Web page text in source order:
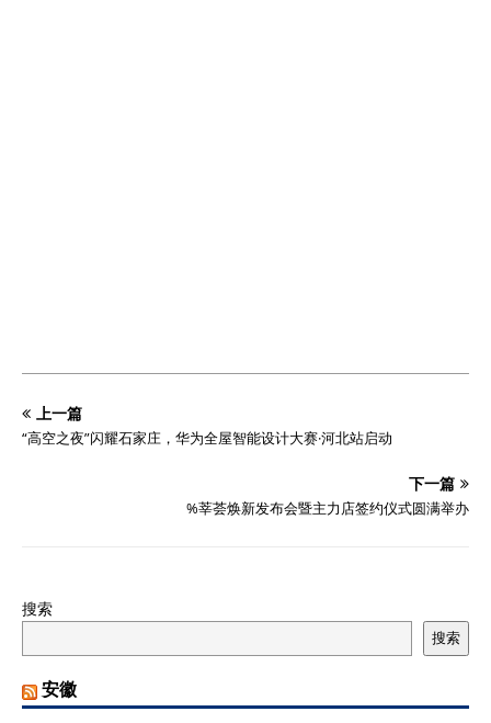
上一篇
“高空之夜”闪耀石家庄，华为全屋智能设计大赛·河北站启动
下一篇
%莘荟焕新发布会暨主力店签约仪式圆满举办
搜索
搜索
安徽